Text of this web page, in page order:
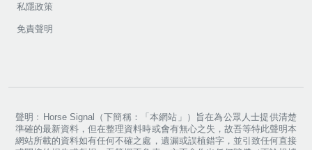
私隱政策
免責聲明
聲明﹕Horse Signal（下簡稱：「本網站」）旨在為公眾人士提供清楚
準確的最新資料，但在整理資料時或會有無心之失，故吾等特此聲明本
網站所載的資料如有任何不確之處，遺漏或誤植錯字，並引致任何直接